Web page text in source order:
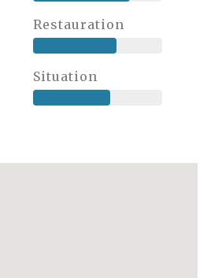
Restauration
Situation